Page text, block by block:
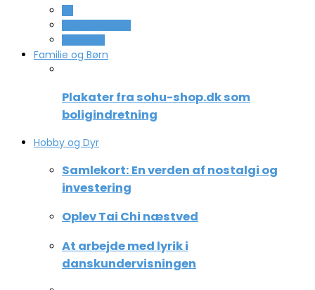
Familie og Børn
Plakater fra sohu-shop.dk som
boligindretning
Hobby og Dyr
Samlekort: En verden af nostalgi og
investering
Oplev Tai Chi næstved
At arbejde med lyrik i
danskundervisningen